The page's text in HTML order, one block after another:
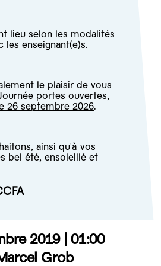
lieu selon les modalités
les enseignant(e)s.
le plaisir de vous
portes ouvertes,
26 septembre 2026.
ainsi qu'à vos
bel été, ensoleillé et
2019 | 01:00
Grob